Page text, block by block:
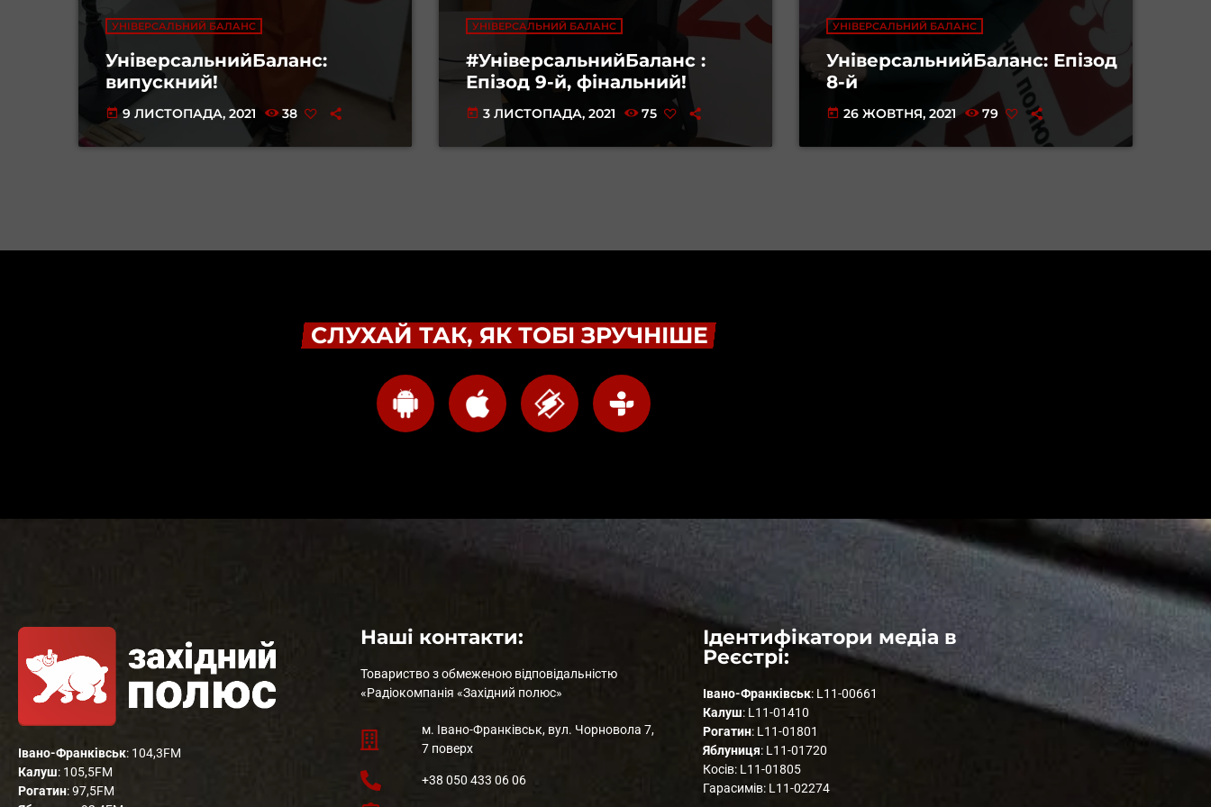
УНІВЕРСАЛЬНИЙ БАЛАНС
УніверсальнийБаланс:
випускний!
today 9 ЛИСТОПАДА, 2021 38
УНІВЕРСАЛЬНИЙ БАЛАНС
#УніверсальнийБаланс :
Епізод 9-й, фінальний!
today 3 ЛИСТОПАДА, 2021 75
УНІВЕРСАЛЬНИЙ БАЛАНС
УніверсальнийБаланс: Епізод
8-й
today 26 ЖОВТНЯ, 2021 79
СЛУХАЙ ТАК, ЯК ТОБІ ЗРУЧНІШЕ
Івано-Франківськ: 104,3FM
Калуш: 105,5FM
Рогатин: 97,5FM
Наші контакти:
Товариство з обмеженою відповідальністю
«Радіокомпанія «Західний полюс»
м. Івано-Франківськ, вул. Чорновола 7,
7 поверх
+38 050 433 06 06
Ідентифікатори медіа в
Реєстрі:
Івано-Франківськ: L11-00661
Калуш: L11-01410
Рогатин: L11-01801
Яблуниця: L11-01720
Косів: L11-01805
Гарасимів: L11-02274